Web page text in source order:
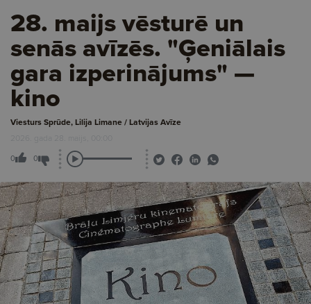
28. maijs vēsturē un
senās avīzēs. "Ģeniālais
gara izperinājums" —
kino
Viesturs Sprūde, Lilija Limane / Latvijas Avīze
2026. gada 28. maijs, 00:00
0 0